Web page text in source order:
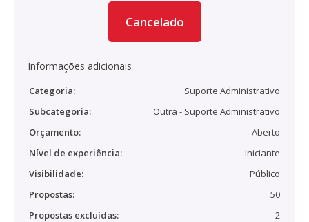
Cancelado
Informações adicionais
Categoria:
Suporte Administrativo
Subcategoria:
Outra - Suporte Administrativo
Orçamento:
Aberto
Nível de experiência:
Iniciante
Visibilidade:
Público
Propostas:
50
Propostas excluídas:
2